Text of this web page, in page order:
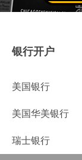
银行开户
美国银行
美国华美银行
瑞士银行